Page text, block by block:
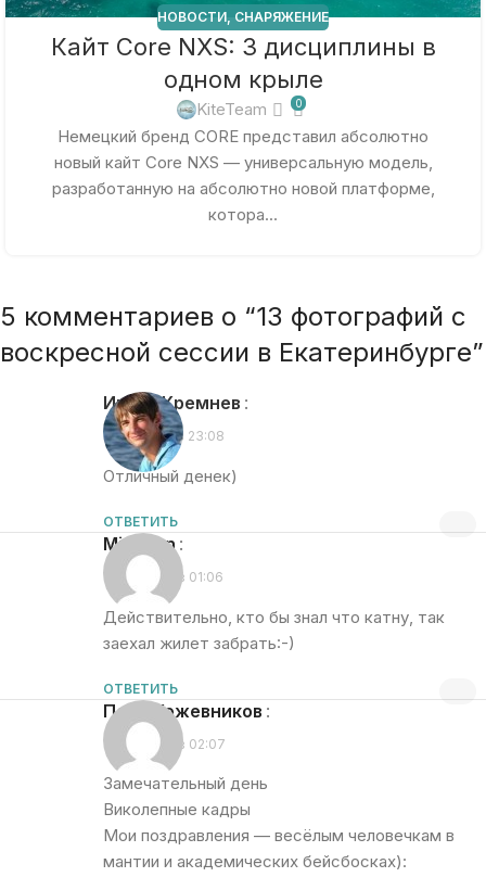
НОВОСТИ СНАРЯЖЕНИЕ
Кайт Core NXS: 3 дисциплины в
одном крыле
KiteTeam 0
Немецкий бренд CORE представил абсолютно
новый кайт Core NXS — универсальную модель,
разработанную на абсолютно новой платформе,
котора...
5 комментариев о “13 фотографий с
воскресной сессии в Екатеринбурге”
Игорь Кремнев :
29.06.2014 в 23:08
Отличный денек)
ОТВЕТИТЬ
Mishgan :
30.06.2014 в 01:06
Действительно, кто бы знал что катну, так
заехал жилет забрать:-)
ОТВЕТИТЬ
Петр Кожевников :
30.06.2014 в 02:07
Замечательный день
Виколепные кадры
Мои поздравления — весёлым человечкам в
мантии и академических бейсбосках):